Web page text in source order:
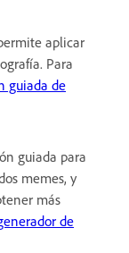
aplicar
Para
guiada de
guiada para
memes, y
más
de